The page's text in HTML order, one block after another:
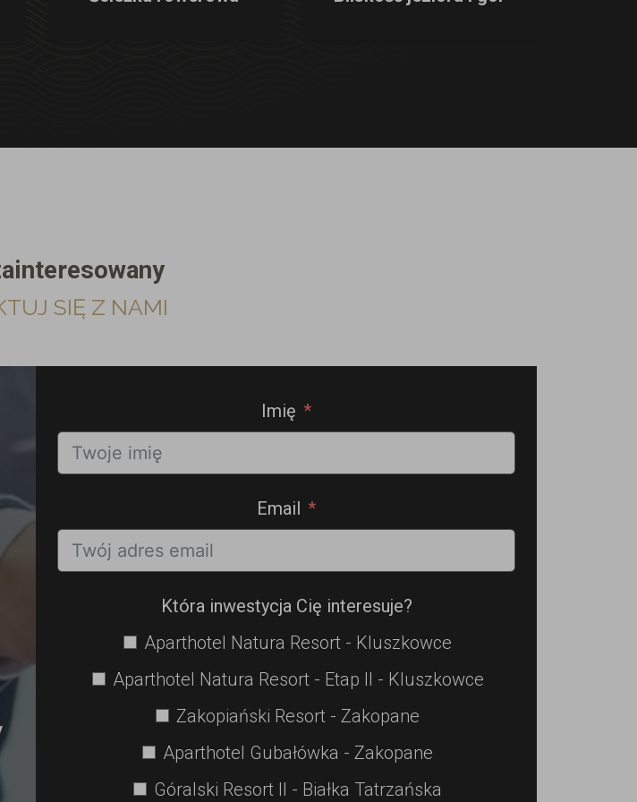
SIĘ Z NAMI
Imię
Email
Która inwestycja Cię interesuje?
Aparthotel Natura Resort - Kluszkowce
Aparthotel Natura Resort - Etap II - Kluszkowce
Zakopiański Resort - Zakopane
Aparthotel Gubałówka - Zakopane
Góralski Resort II - Białka Tatrzańska